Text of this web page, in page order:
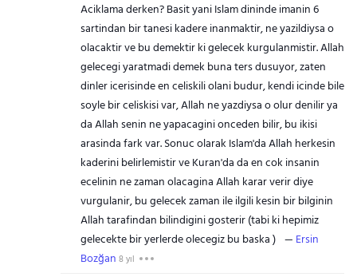
Aciklama derken? Basit yani Islam dininde imanin 6
sartindan bir tanesi kadere inanmaktir, ne yazildiysa o
olacaktir ve bu demektir ki gelecek kurgulanmistir. Allah
gelecegi yaratmadi demek buna ters dusuyor, zaten
dinler icerisinde en celiskili olani budur, kendi icinde bile
soyle bir celiskisi var, Allah ne yazdiysa o olur denilir ya
da Allah senin ne yapacagini onceden bilir, bu ikisi
arasinda fark var. Sonuc olarak Islam'da Allah herkesin
kaderini belirlemistir ve Kuran'da da en cok insanin
ecelinin ne zaman olacagina Allah karar verir diye
vurgulanir, bu gelecek zaman ile ilgili kesin bir bilginin
Allah tarafindan bilindigini gosterir (tabi ki hepimiz
gelecekte bir yerlerde olecegiz bu baska )
Ersin
Bozğan 8 yıl